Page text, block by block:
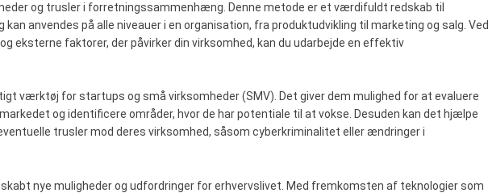
og trusler i forretningssammenhæng. Denne metode er et værdifuldt redskab til
anvendes på alle niveauer i en organisation, fra produktudvikling til marketing og salg. Ved
eksterne faktorer, der påvirker din virksomhed, kan du udarbejde en effektiv
værktøj for startups og små virksomheder (SMV). Det giver dem mulighed for at evaluere
og identificere områder, hvor de har potentiale til at vokse. Desuden kan det hjælpe
trusler mod deres virksomhed, såsom cyberkriminalitet eller ændringer i
nye muligheder og udfordringer for erhvervslivet. Med fremkomsten af teknologier som